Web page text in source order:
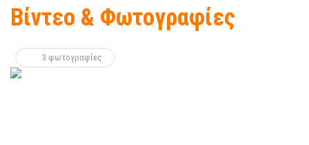
Βίντεο & Φωτογραφίες
3 φωτογραφίες